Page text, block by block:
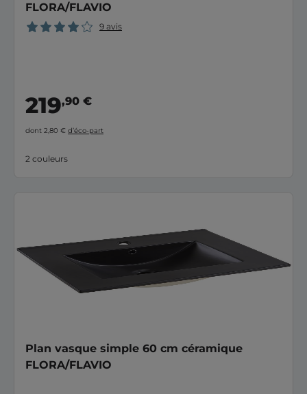
FLORA/FLAVIO
9 avis
219,90 €
dont 2,80 € d’éco-part
2 couleurs
Plan vasque simple 60 cm céramique
FLORA/FLAVIO